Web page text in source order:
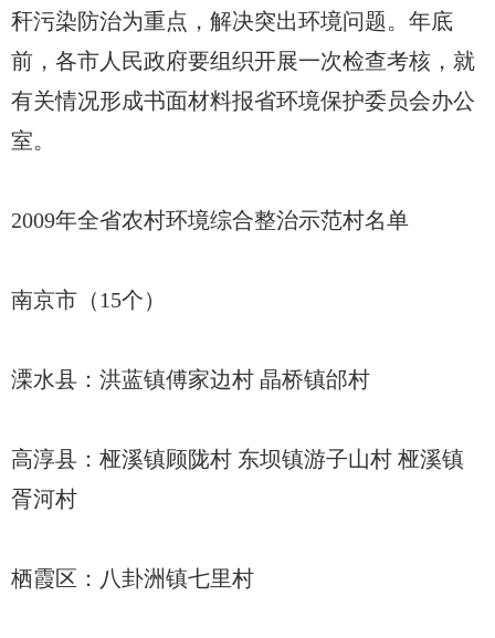
秆污染防治为重点，解决突出环境问题。年底
前，各市人民政府要组织开展一次检查考核，就
有关情况形成书面材料报省环境保护委员会办公
室。
2009年全省农村环境综合整治示范村名单
南京市（15个）
溧水县：洪蓝镇傅家边村 晶桥镇邰村
高淳县：桠溪镇顾陇村 东坝镇游子山村 桠溪镇
胥河村
栖霞区：八卦洲镇七里村